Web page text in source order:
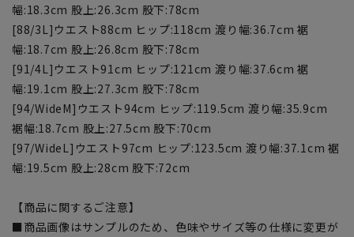
幅:18.3cm 股上:26.3cm 股下:78cm
[88/3L]ウエスト88cm ヒップ:118cm 渡り幅:36.7cm 裾
幅:18.7cm 股上:26.8cm 股下:78cm
[91/4L]ウエスト91cm ヒップ:121cm 渡り幅:37.6cm 裾
幅:19.1cm 股上:27.3cm 股下:78cm
[94/WideM]ウエスト94cm ヒップ:119.5cm 渡り幅:35.9cm
裾幅:18.7cm 股上:27.5cm 股下:70cm
[97/WideL]ウエスト97cm ヒップ:123.5cm 渡り幅:37.1cm 裾
幅:19.5cm 股上:28cm 股下:72cm
【商品に関するご注意】
■商品画像はサンプルのため、色味やサイズ等の仕様に変更が